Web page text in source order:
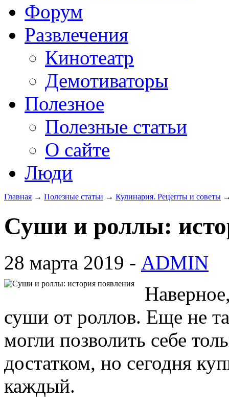
Форум
Развлечения
Кинотеатр
Демотиваторы
Полезное
Полезные статьи
О сайте
Люди
Главная → Полезные статьи → Кулинария. Рецепты и советы
Суши и роллы:
28 марта 2019 - ADMIN
суши от роллов. Еще не
могли позволить себе
достатком, но сегодня
каждый.